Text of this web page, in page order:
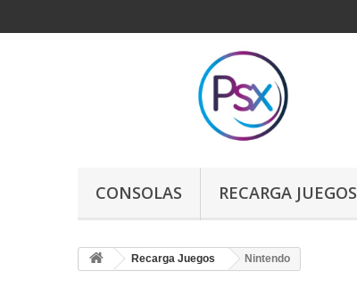
CONSOLAS RECARGA JUEGOS
Recarga Juegos Nintendo